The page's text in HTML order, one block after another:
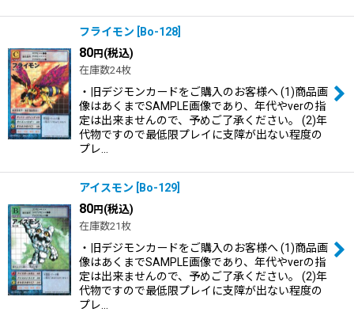
フライモン Bo-128
80円(税込)
在庫数24枚
・旧デジモンカードをご購入のお客様へ (1)商品画
像はあくまでSAMPLE画像であり、年代やverの指
定は出来ませんので、予めご了承ください。 (2)年
代物ですので最低限プレイに支障が出ない程度の
プレ…
アイスモン Bo-129
80円(税込)
在庫数21枚
・旧デジモンカードをご購入のお客様へ (1)商品画
像はあくまでSAMPLE画像であり、年代やverの指
定は出来ませんので、予めご了承ください。 (2)年
代物ですので最低限プレイに支障が出ない程度の
プレ…